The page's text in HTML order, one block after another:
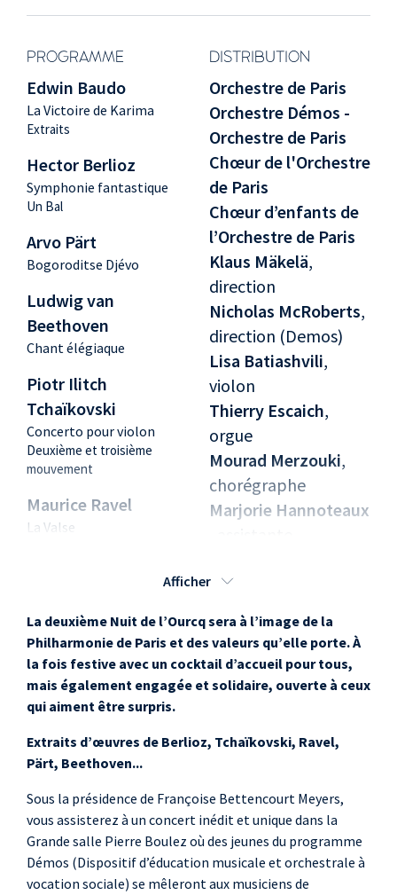
PROGRAMME DISTRIBUTION
Edwin Baudo
La Victoire de Karima
Extraits
Hector Berlioz
Symphonie fantastique
Un Bal
Arvo Pärt
Bogoroditse Djévo
Ludwig van
Beethoven
Chant élégiaque
Piotr Ilitch
Tchaïkovski
Concerto pour violon
Deuxième et troisième
mouvement
Maurice Ravel
La Valse
Corps-accord improvisé
Merzouki
Youssoupha
Grand Paris (Carmen)
arrangements d’Olivier
Koundouno
Devenir Vieux
arrangements d’Olivier
Koundouno
Final : Youssoupha Gospel
Symphonique Experience
arrangements d’Olivier
Koundouno
Orchestre de Paris
Orchestre Démos -
Orchestre de Paris
Chœur de l'Orchestre
de Paris
Chœur d’enfants de
l’Orchestre de Paris
Klaus Mäkelä,
direction
Nicholas McRoberts,
direction (Demos)
Lisa Batiashvili,
violon
Thierry Escaich,
orgue
Mourad Merzouki,
chorégraphe
Marjorie Hannoteaux
Danseurs de la
Compagnie Käfig
Richard Wilberforce,
chef de chœur
Béatrice Warcollier,
Youssoupha, voix
Manu Sauvage, piano
Ayelya Douniama
cheffe de choeur
Chœur Gospel
Afficher
La deuxième Nuit de l’Ourcq sera à l’image de la
Philharmonie de Paris et des valeurs qu’elle porte. À
la fois festive avec un cocktail d’accueil pour tous,
mais également engagée et solidaire, ouverte à ceux
qui aiment être surpris.
Extraits d’œuvres de Berlioz, Tchaïkovski, Ravel,
Pärt, Beethoven...
Sous la présidence de Françoise Bettencourt Meyers,
vous assisterez à un concert inédit et unique dans la
Grande salle Pierre Boulez où des jeunes du programme
Démos (Dispositif d’éducation musicale et orchestrale à
vocation sociale) se mêleront aux musiciens de